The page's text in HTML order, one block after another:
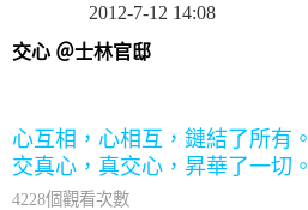
2012-7-12 14:08
交心 ＠士林官邸
心互相，心相互，鏈結了所有。
交真心，真交心，昇華了一切。
4228個觀看次數